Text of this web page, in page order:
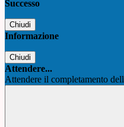
Successo
Chiudi
Informazione
Chiudi
Attendere...
Attendere il completamento